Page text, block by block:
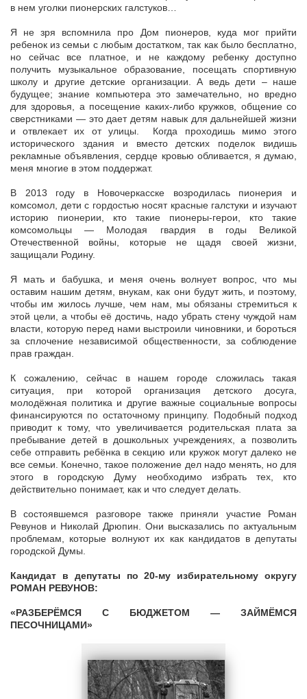
в нем уголки пионерских галстуков…
Я не зря вспомнила про Дом пионеров, куда мог прийти
ребенок из семьи с любым достатком, так как было бесплатно,
но сейчас все платное, и не каждому ребенку доступно
получить музыкальное образование, посещать спортивную
школу и другие детские организации. А ведь дети – наше
будущее; знание компьютера это замечательно, но вредно
для здоровья, а посещение каких-либо кружков, общение со
сверстниками — это дает детям навык для дальнейшей жизни
и отвлекает их от улицы. Когда проходишь мимо этого
исторического здания и вместо детских поделок видишь
рекламные объявления, сердце кровью обливается, я думаю,
меня многие в этом поддержат.
В 2013 году в Новочеркасске возродилась пионерия и
комсомол, дети с гордостью носят красные галстуки и изучают
историю пионерии, кто такие пионеры-герои, кто такие
комсомольцы — Молодая гвардия в годы Великой
Отечественной войны, которые не щадя своей жизни,
защищали Родину.
Я мать и бабушка, и меня очень волнует вопрос, что мы
оставим нашим детям, внукам, как они будут жить, и поэтому,
чтобы им жилось лучше, чем нам, мы обязаны стремиться к
этой цели, а чтобы её достичь, надо убрать стену чуждой нам
власти, которую перед нами выстроили чиновники, и бороться
за сплочение независимой общественности, за соблюдение
прав граждан.
К сожалению, сейчас в нашем городе сложилась такая
ситуация, при которой организация детского досуга,
молодёжная политика и другие важные социальные вопросы
финансируются по остаточному принципу. Подобный подход
приводит к тому, что увеличивается родительская плата за
пребывание детей в дошкольных учреждениях, а позволить
себе отправить ребёнка в секцию или кружок могут далеко не
все семьи. Конечно, такое положение дел надо менять, но для
этого в городскую Думу необходимо избрать тех, кто
действительно понимает, как и что следует делать.
В состоявшемся разговоре также приняли участие Роман
Ревунов и Николай Дрюпин. Они высказались по актуальным
проблемам, которые волнуют их как кандидатов в депутаты
городской Думы.
Кандидат в депутаты по 20-му избирательному округу
РОМАН РЕВУНОВ:
«РАЗБЕРЁМСЯ С БЮДЖЕТОМ — ЗАЙМЁМСЯ
ПЕСОЧНИЦАМИ»